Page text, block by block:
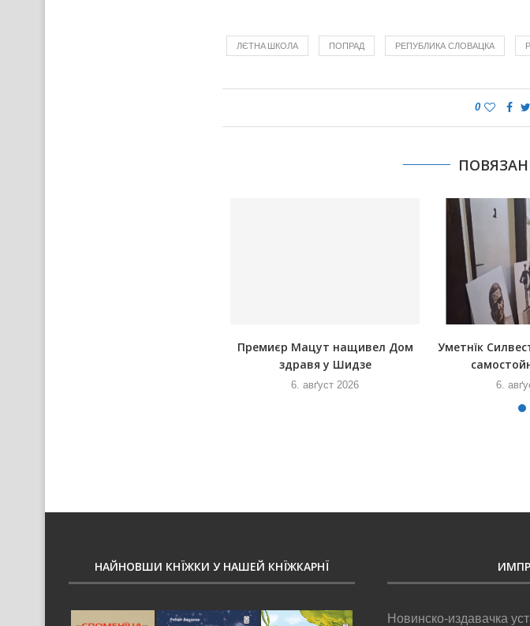
ЛЄТНA ШКОЛА ПОПРАД РЕПУБЛИКА СЛОВАЦКА
0
Премиєр Мацут нащивел Дом
здравя у Шидзе
6. авґуст 2026
Уметнїк
6.
НАЙНОВШИ КНЇЖКИ У НАШЕЙ КНЇЖКАРНЇ
Новинско-издавачка